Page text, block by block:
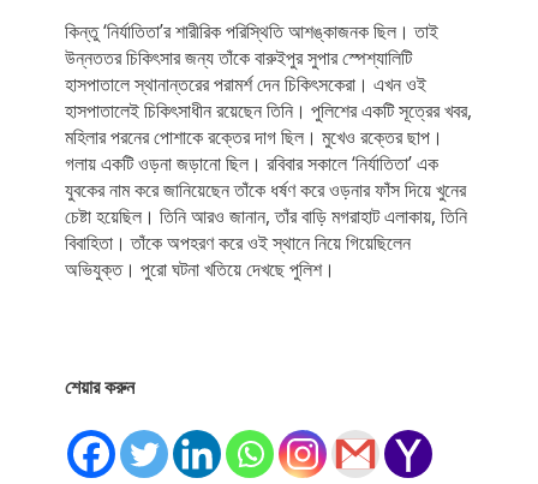
কিন্তু ‘নির্যাতিতা’র শারীরিক পরিস্থিতি আশঙ্কাজনক ছিল। তাই
উন্নততর চিকিৎসার জন্য তাঁকে বারুইপুর সুপার স্পেশ্যালিটি
হাসপাতালে স্থানান্তরের পরামর্শ দেন চিকিৎসকেরা। এখন ওই
হাসপাতালেই চিকিৎসাধীন রয়েছেন তিনি। পুলিশের একটি সূত্রের খবর,
মহিলার পরনের পোশাকে রক্তের দাগ ছিল। মুখেও রক্তের ছাপ।
গলায় একটি ওড়না জড়ানো ছিল। রবিবার সকালে ‘নির্যাতিতা’ এক
যুবকের নাম করে জানিয়েছেন তাঁকে ধর্ষণ করে ওড়নার ফাঁস দিয়ে খুনের
চেষ্টা হয়েছিল। তিনি আরও জানান, তাঁর বাড়ি মগরাহাট এলাকায়, তিনি
বিবাহিতা। তাঁকে অপহরণ করে ওই স্থানে নিয়ে গিয়েছিলেন
অভিযুক্ত। পুরো ঘটনা খতিয়ে দেখছে পুলিশ।
শেয়ার করুন